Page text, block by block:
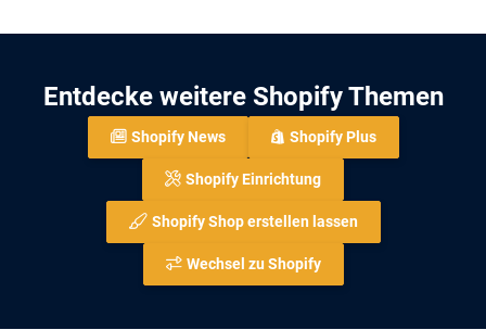
Entdecke weitere Shopify Themen
Shopify News Shopify Plus
Shopify Einrichtung
Shopify Shop erstellen lassen
Wechsel zu Shopify